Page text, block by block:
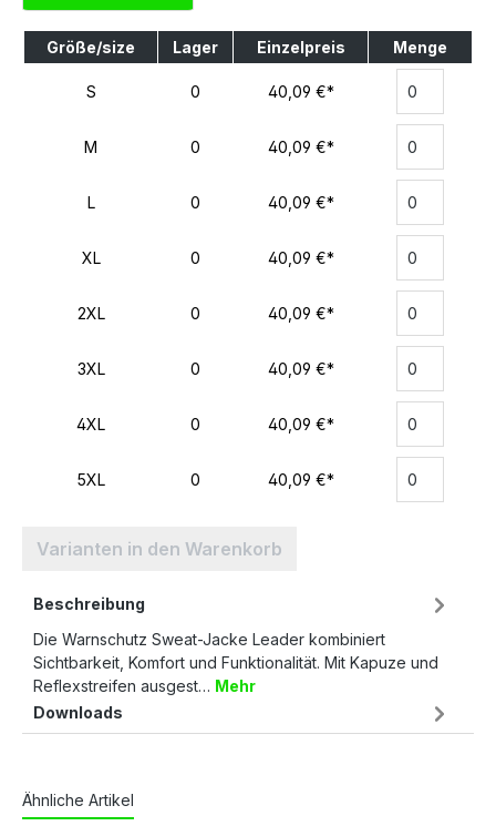
Größe/size Lager Einzelpreis Menge
S 0 40,09 €*
M 0 40,09 €*
L 0 40,09 €*
XL 0 40,09 €*
2XL 0 40,09 €*
3XL 0 40,09 €*
4XL 0 40,09 €*
5XL 0 40,09 €*
Varianten in den Warenkorb
Beschreibung
Die Warnschutz Sweat-Jacke Leader kombiniert
Sichtbarkeit, Komfort und Funktionalität. Mit Kapuze und
Reflexstreifen ausgest… Mehr
Downloads
Ähnliche Artikel